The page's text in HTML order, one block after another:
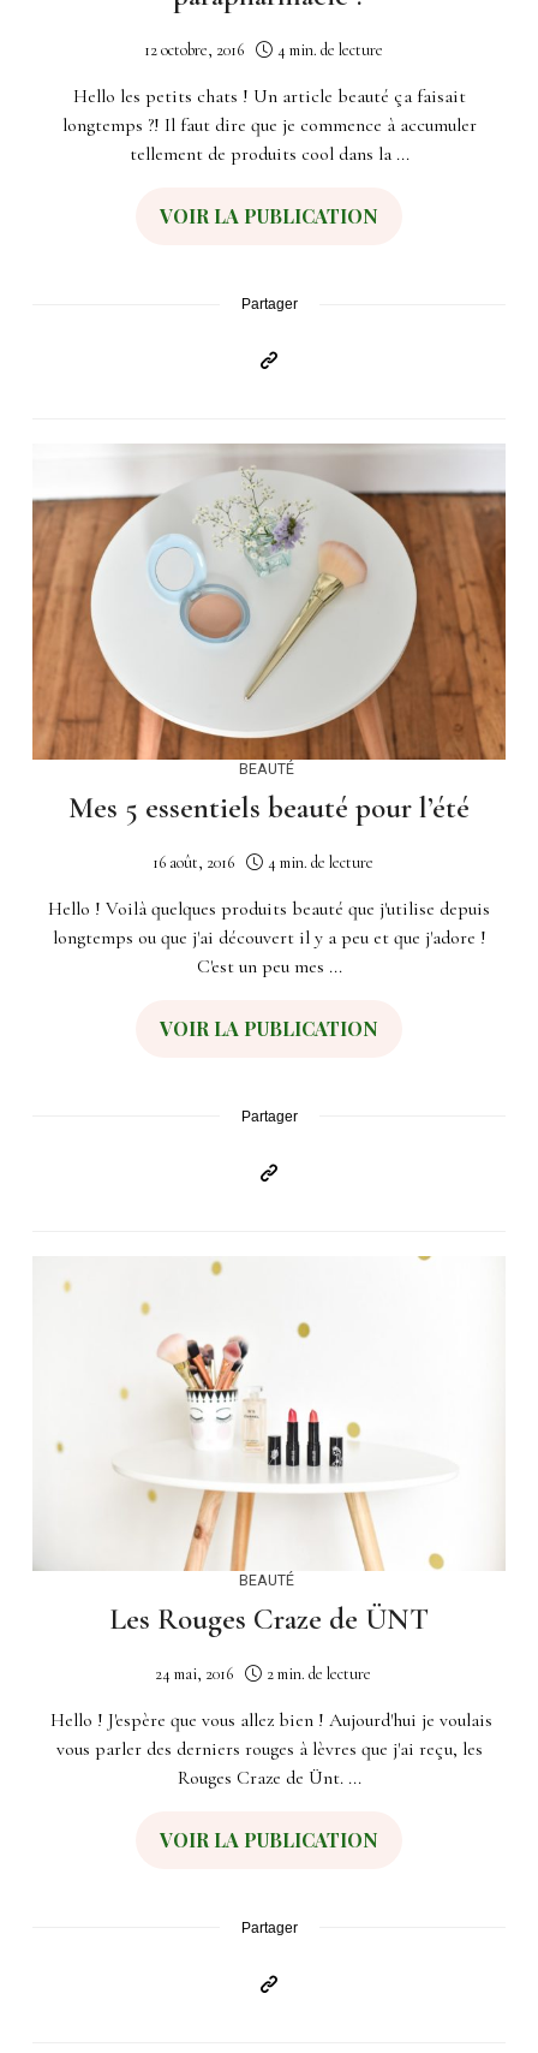
12 octobre, 2016 4 min. de lecture
Hello les petits chats ! Un article beauté ça faisait
longtemps ?! Il faut dire que je commence à accumuler
tellement de produits cool dans la ...
VOIR LA PUBLICATION
Partager
BEAUTÉ
Mes 5 essentiels beauté pour l’été
16 août, 2016 4 min. de lecture
Hello ! Voilà quelques produits beauté que j'utilise depuis
longtemps ou que j'ai découvert il y a peu et que j'adore !
C'est un peu mes ...
VOIR LA PUBLICATION
Partager
BEAUTÉ
Les Rouges Craze de ÜNT
24 mai, 2016 2 min. de lecture
Hello ! J'espère que vous allez bien ! Aujourd'hui je voulais
vous parler des derniers rouges à lèvres que j'ai reçu, les
Rouges Craze de Ünt. ...
VOIR LA PUBLICATION
Partager